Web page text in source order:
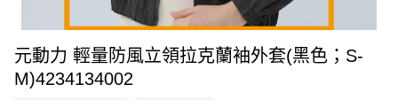
元動力 輕量防風立領拉克蘭袖外套(黑色；S-
M)4234134002